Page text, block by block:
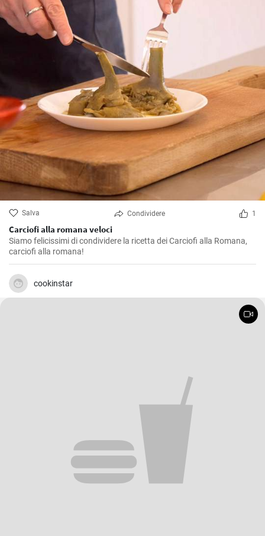
Salva Condividere 1
Carciofi alla romana veloci
Siamo felicissimi di condividere la ricetta dei Carciofi alla Romana,
carciofi alla romana!
cookinstar